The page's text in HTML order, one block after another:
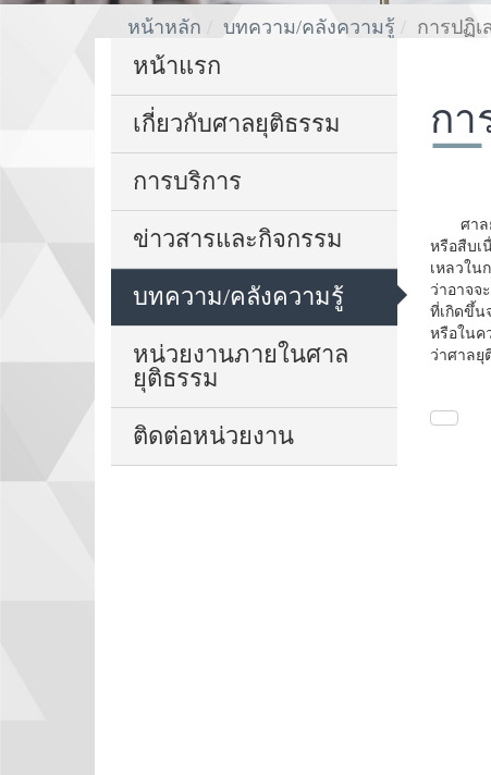
หน้าหลัก บทความ/คลังความรู้ การปฏิเ
หน้าแรก
เกี่ยวกับศาลยุติธรรม
การบริการ
ข่าวสารและกิจกรรม
บทความ/คลังความรู้
หน่วยงานภายในศาล
ยุติธรรม
ติดต่อหน่วยงาน
กา
ศาลยุติ
หรือสืบเ
เหลวใน
ว่าอาจจ
ที่เกิดขึ้น
หรือในค
ว่าศาลยุ